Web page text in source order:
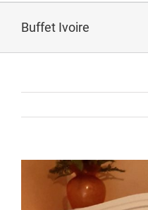
Buffet Ivoire